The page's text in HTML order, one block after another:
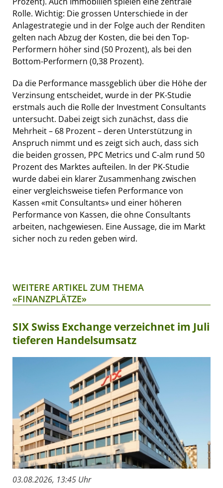
Rolle. Wichtig: Die grossen Unterschiede in der
Anlagestrategie und in der Folge auch der Renditen
gelten nach Abzug der Kosten, die bei den Top-
Performern höher sind (50 Prozent), als bei den
Bottom-Performern (0,38 Prozent).
Da die Performance massgeblich über die Höhe der
Verzinsung entscheidet, wurde in der PK-Studie
erstmals auch die Rolle der Investment Consultants
untersucht. Dabei zeigt sich zunächst, dass die
Mehrheit – 68 Prozent – deren Unterstützung in
Anspruch nimmt und es zeigt sich auch, dass sich
die beiden grossen, PPC Metrics und C-alm rund 50
Prozent des Marktes aufteilen. In der PK-Studie
wurde dabei ein klarer Zusammenhang zwischen
einer vergleichsweise tiefen Performance von
Kassen «mit Consultants» und einer höheren
Performance von Kassen, die ohne Consultants
arbeiten, nachgewiesen. Eine Aussage, die im Markt
sicher noch zu reden geben wird.
WEITERE ARTIKEL ZUM THEMA
«FINANZPLÄTZE»
SIX Swiss Exchange verzeichnet im Juli
tieferen Handelsumsatz
03.08.2026, 13:45 Uhr